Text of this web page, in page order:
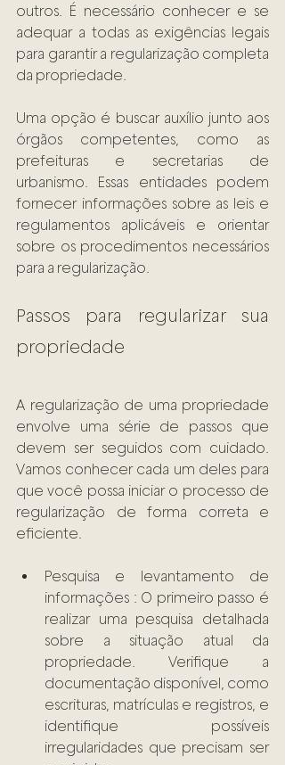
outros. É necessário conhecer e se
adequar a todas as exigências legais
para garantir a regularização completa
da propriedade.
Uma opção é buscar auxílio junto aos
órgãos competentes, como as
prefeituras e secretarias de
urbanismo. Essas entidades podem
fornecer informações sobre as leis e
regulamentos aplicáveis e orientar
sobre os procedimentos necessários
para a regularização.
Passos para regularizar sua
propriedade
A regularização de uma propriedade
envolve uma série de passos que
devem ser seguidos com cuidado.
Vamos conhecer cada um deles para
que você possa iniciar o processo de
regularização de forma correta e
eficiente.
Pesquisa e levantamento de
informações : O primeiro passo é
realizar uma pesquisa detalhada
sobre a situação atual da
propriedade. Verifique a
documentação disponível, como
escrituras, matrículas e registros, e
identifique possíveis
irregularidades que precisam ser